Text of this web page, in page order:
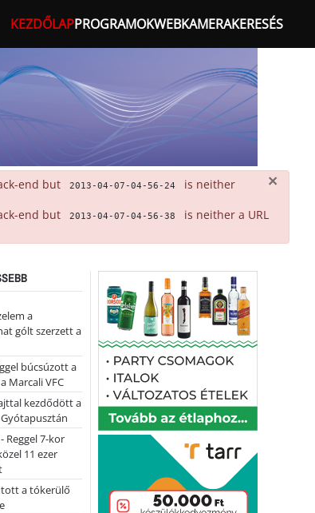
KEZDŐLAPPROGRAMOKWEBKAMERAKERESÉS
×
end but 2013-04-07-04-56-24
is neither
end but
2013-04-07-04-56-38
is neither a URL
a
gólt szerzett a
búcsúzott a
Marcali VFC
kezdődött a
Reggel 7-kor
11 ezer
a tókerülő